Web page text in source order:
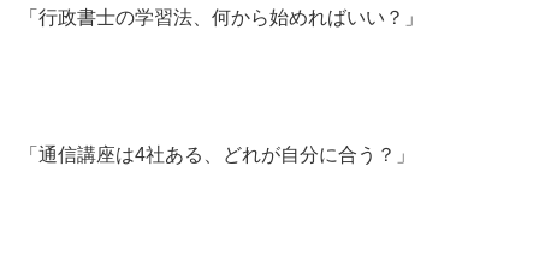
「行政書士の学習法、何から始めればいい？」
「通信講座は4社ある、どれが自分に合う？」